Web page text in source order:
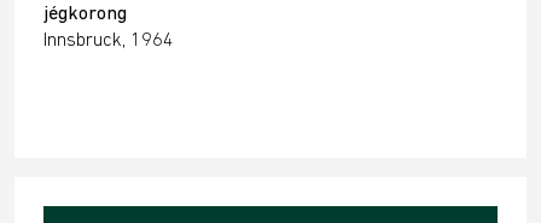
jégkorong
Innsbruck, 1964